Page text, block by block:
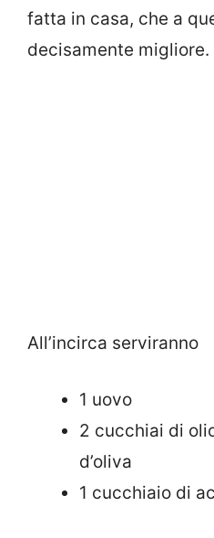
fatta in casa, che a
decisamente migliore.
All’incirca serviranno
1 uovo
2 cucchiai di
d’oliva
1 cucchiaio di